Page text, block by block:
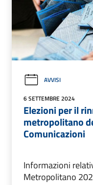
AVVISI
6 SETTEMBRE 2024
Elezioni per il
metropolitano
Comunicazioni
Informazioni
Metropolitano